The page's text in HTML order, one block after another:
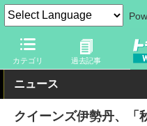
カテゴリ 過去記事
トラベル Watch 地域 国内
ニュース
クイーンズ伊勢丹、「